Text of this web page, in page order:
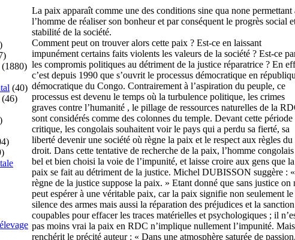
(1880)
(40)
(46)
La paix apparaît comme une des conditions sine qua none permettant
l’homme de réaliser son bonheur et par conséquent le progrès social
stabilité de la société.
Comment peut on trouver alors cette paix ? Est-ce en laissant
impunément certains faits violents les valeurs de la société ? Est-ce
les compromis politiques au détriment de la justice réparatrice ? En
c’est depuis 1990 que s’ouvrit le processus démocratique en
démocratique du Congo. Contrairement à l’aspiration du peuple, ce
processus est devenu le temps où la turbulence politique, les crimes
graves contre l’humanité , le pillage de ressources naturelles de la
sont considérés comme des colonnes du temple. Devant cette période
critique, les congolais souhaitent voir le pays qui a perdu sa fierté, sa
liberté devenir une société où règne la paix et le respect aux règles du
droit. Dans cette tentative de recherche de la paix, l’homme congolais
bel et bien choisi la voie de l’impunité, et laisse croire aux gens que la
paix se fait au détriment de la justice. Michel DUBISSON suggère :
règne de la justice suppose la paix. » Etant donné que sans justice on
peut espérer à une véritable paix, car la paix signifie non seulement le
silence des armes mais aussi la réparation des préjudices et la
coupables pour effacer les traces matérielles et psychologiques ; il
pas moins vrai la paix en RDC n’implique nullement l’impunité. Mais
renchérit le précité auteur : « Dans une atmosphère saturée de